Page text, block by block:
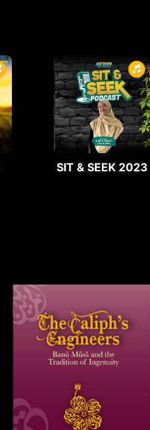
SIT & SEEK 2023